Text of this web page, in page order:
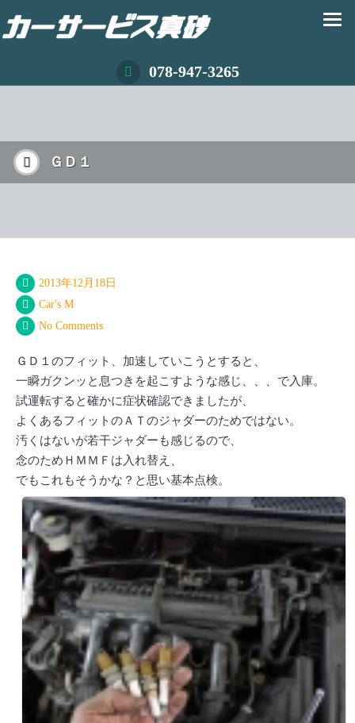
078-947-3265
ＧＤ１
2013年12月18日
Car's M
No Comments
ＧＤ１のフィット、加速していこうとすると、
一瞬ガクンッと息つきを起こすような感じ、、、で入庫。
試運転すると確かに症状確認できましたが、
よくあるフィットのＡＴのジャダーのためではない。
汚くはないが若干ジャダーも感じるので、
念のためＨＭＭＦは入れ替え、
でもこれもそうかな？と思い基本点検。